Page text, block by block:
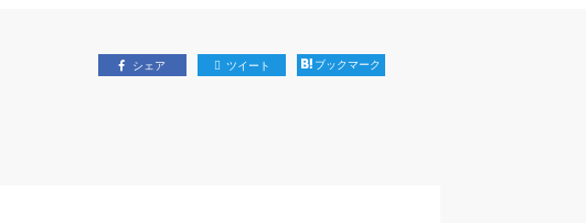
シェア ツイート ブックマーク